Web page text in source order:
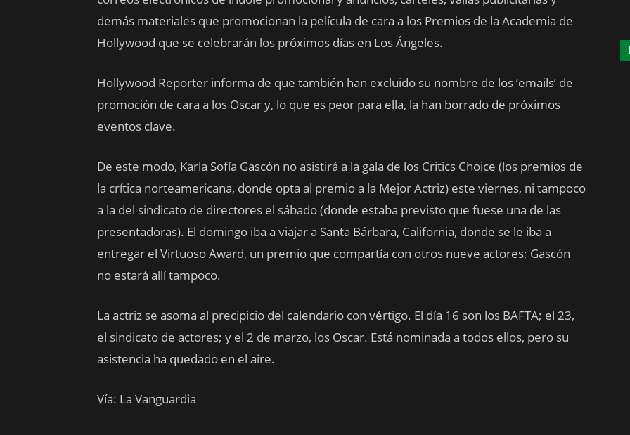
demás materiales que promocionan la película de cara a los Premios de la Academia de
Hollywood que se celebrarán los próximos días en Los Ángeles.
Hollywood Reporter informa de que también han excluido su nombre de los ‘emails’ de
promoción de cara a los Oscar y, lo que es peor para ella, la han borrado de próximos
eventos clave.
De este modo, Karla Sofía Gascón no asistirá a la gala de los Critics Choice (los premios de
la crítica norteamericana, donde opta al premio a la Mejor Actriz) este viernes, ni tampoco
a la del sindicato de directores el sábado (donde estaba previsto que fuese una de las
presentadoras). El domingo iba a viajar a Santa Bárbara, California, donde se le iba a
entregar el Virtuoso Award, un premio que compartía con otros nueve actores; Gascón
no estará allí tampoco.
La actriz se asoma al precipicio del calendario con vértigo. El día 16 son los BAFTA; el 23,
el sindicato de actores; y el 2 de marzo, los Oscar. Está nominada a todos ellos, pero su
asistencia ha quedado en el aire.
Vía: La Vanguardia